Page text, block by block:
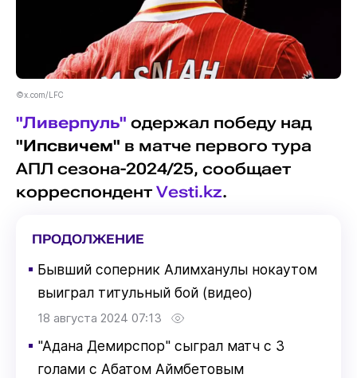
©x.com/LFC
"Ливерпуль" одержал победу над
"Ипсвичем" в матче первого тура
АПЛ сезона-2024/25, сообщает
корреспондент Vesti.kz.
ПРОДОЛЖЕНИЕ
▪ Бывший соперник Алимханулы нокаутом
выиграл титульный бой (видео)
18 августа 2024 07:13
▪ "Адана Демирспор" сыграл матч с 3
голами с Абатом Аймбетовым